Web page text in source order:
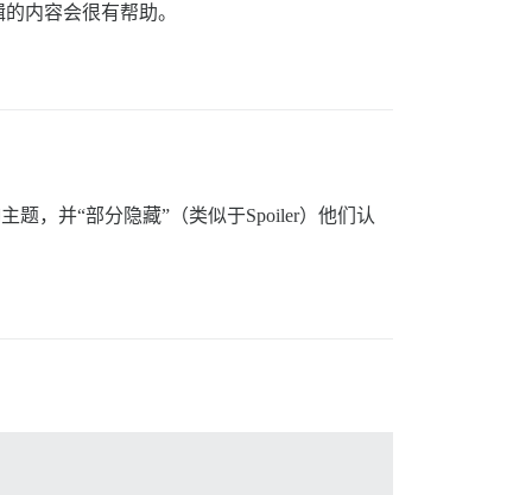
内容会很有帮助。
题，并“部分隐藏”（类似于Spoiler）他们认